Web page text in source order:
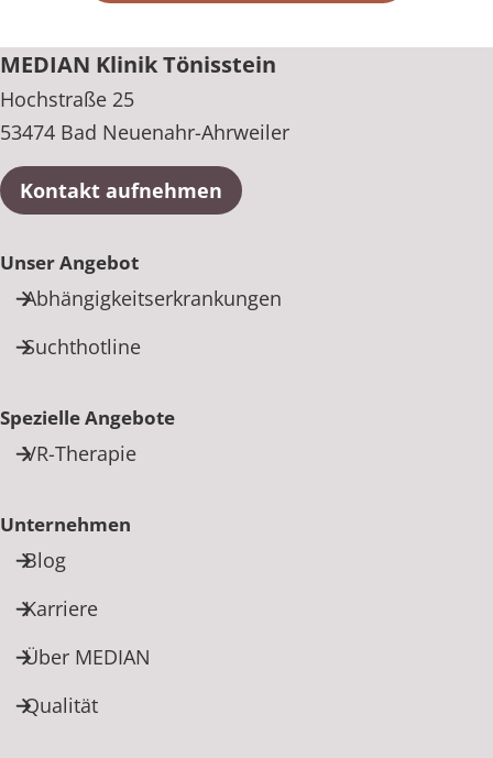
MEDIAN Klinik Tönisstein
Hochstraße 25
53474 Bad Neuenahr-Ahrweiler
Kontakt aufnehmen
Unser Angebot
Abhängigkeitserkrankungen
Suchthotline
Spezielle Angebote
VR-Therapie
Unternehmen
Blog
Karriere
Über MEDIAN
Qualität